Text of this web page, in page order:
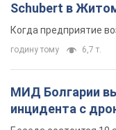
Schubert в
Когда предприятие
годину тому 6,7 т.
МИД Болгарии
инцидента с